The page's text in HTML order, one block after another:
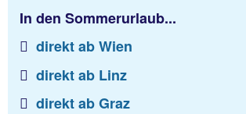
In den Sommerurlaub...
direkt ab Wien
direkt ab Linz
direkt ab Graz